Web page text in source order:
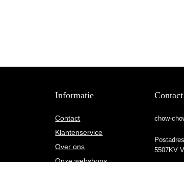
Informatie
Contact
Klantenservice
Over ons
Onze webshops
Contact
chow-
5507KV